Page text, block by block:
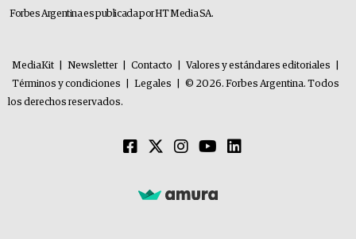
Forbes Argentina es publicada por HT Media SA.
MediaKit Newsletter Contacto Valores y estándares editoriales
Términos y condiciones
Legales
© 2026. Forbes Argentina. Todos
los derechos reservados.